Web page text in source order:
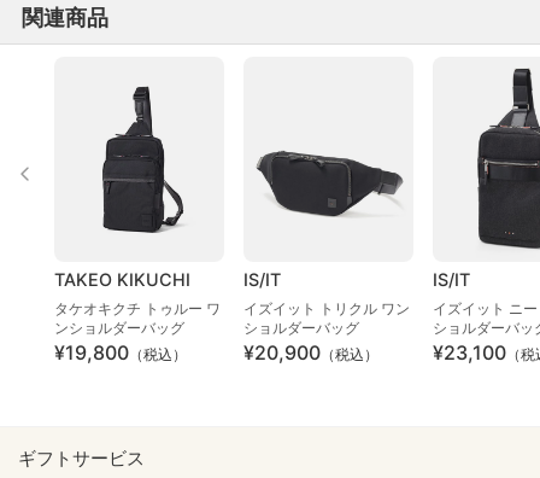
関連商品
TAKEO KIKUCHI
タケオキクチ トゥルー ワ
ンショルダーバッグ
¥19,800 （税込）
IS/IT
イズイット トリクル ワン
ショルダーバッグ
¥20,900 （税込）
IS/IT
イズイット ニ
ショルダーバッ
¥23,100 （
ギフトサービス